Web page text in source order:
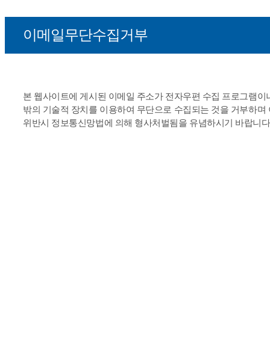
이메일무단수집거부
본 웹사이트에 게시된 이메일 주소가 전자우편 수집 프로그램이
밖의 기술적 장치를 이용하여 무단으로 수집되는 것을 거부하며
위반시 정보통신망법에 의해 형사처벌됨을 유념하시기 바랍니